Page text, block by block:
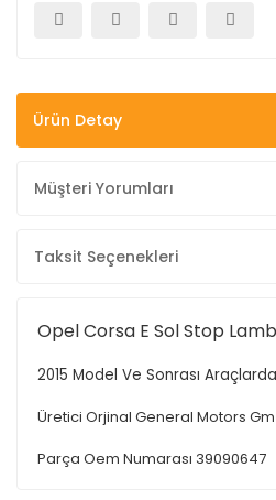
Ürün Detay
Müşteri Yorumları
Taksit Seçenekleri
Opel Corsa E Sol Stop
2015 Model Ve Sonrası Araçlarda
Üretici Orjinal General Motors
Parça Oem Numarası 39090647